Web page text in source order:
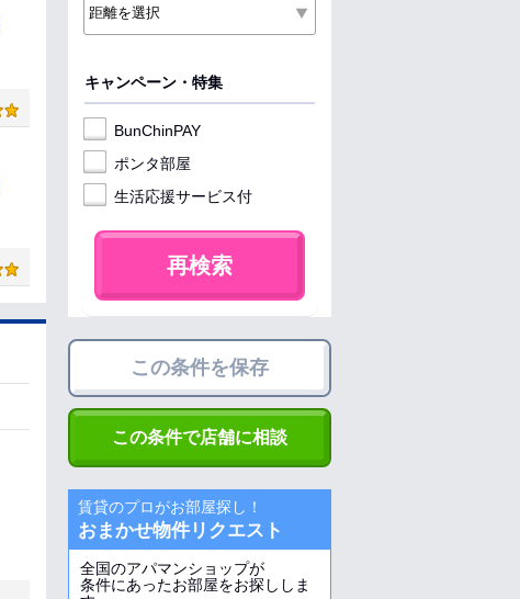
キャンペーン・特集
BunChinPAY
ポンタ部屋
生活応援サービス付
再検索
この条件を保存
この条件で店舗に相談
賃貸のプロがお部屋探し！
おまかせ物件リクエスト
全国のアパマンショップが
条件にあったお部屋をお探ししま